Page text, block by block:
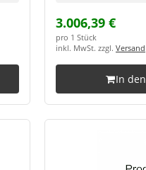
3.006,39 €
pro 1 Stück
inkl. MwSt. zzgl. Versand
In